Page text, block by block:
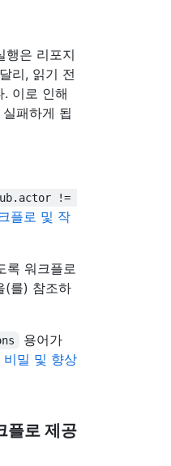
행은 리포지
리, 읽기 전
이로 인해
패하게 됩
!=
플로 및 작
록 워크플로
(를) 참조하
용어가
비밀 및 향상
플로 제공